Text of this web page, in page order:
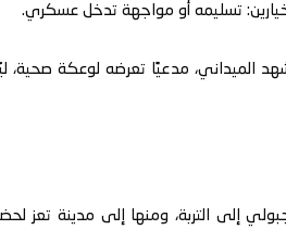
تسليمه أو مواجهة تدخل عسكري.
الميداني، مدعيًا تعرضه لوعكة صحية،
إلى التربة، ومنها إلى مدينة تعز